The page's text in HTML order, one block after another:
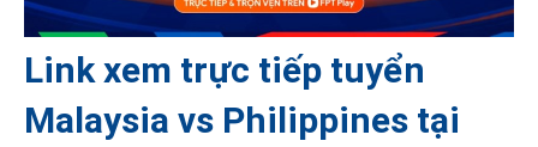
Link xem trực tiếp tuyển
Malaysia vs Philippines tại